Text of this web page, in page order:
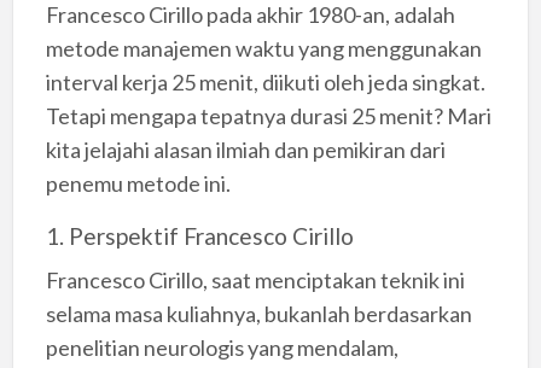
Francesco Cirillo pada akhir 1980-an, adalah
metode manajemen waktu yang menggunakan
interval kerja 25 menit, diikuti oleh jeda singkat.
Tetapi mengapa tepatnya durasi 25 menit? Mari
kita jelajahi alasan ilmiah dan pemikiran dari
penemu metode ini.
1. Perspektif Francesco Cirillo
Francesco Cirillo, saat menciptakan teknik ini
selama masa kuliahnya, bukanlah berdasarkan
penelitian neurologis yang mendalam,